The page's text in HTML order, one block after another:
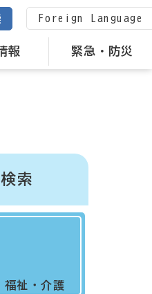
報 緊急・防災
Foreign Language
索
福祉・介護